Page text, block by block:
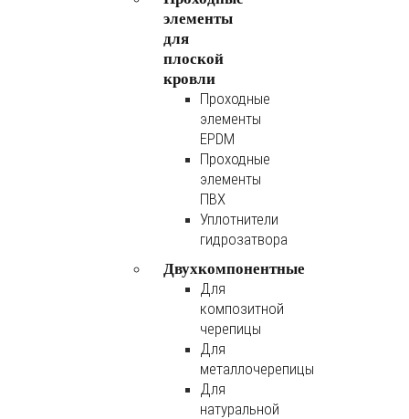
элементы
для
плоской
кровли
Проходные
элементы
EPDM
Проходные
элементы
ПВХ
Уплотнители
гидрозатвора
Двухкомпонентные
Для
композитной
черепицы
Для
металлочерепицы
Для
натуральной